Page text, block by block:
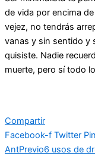
de vida por encima
vejez, no tendrás
vanas y sin sentido y
quisiste. Nadie
muerte, pero sí todo
Compartir
Facebook-f Twitter
AntPrevio6 usos de